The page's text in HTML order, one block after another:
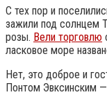
С тех пор и
зажили под солнцем
розы. Вели торговлю
ласковое море
Нет, это доброе и
Понтом Эвксинским